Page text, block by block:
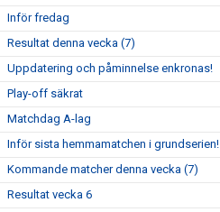
Inför fredag
Resultat denna vecka (7)
Uppdatering och påminnelse enkronas!
Play-off säkrat
Matchdag A-lag
Inför sista hemmamatchen i grundserien!
Kommande matcher denna vecka (7)
Resultat vecka 6